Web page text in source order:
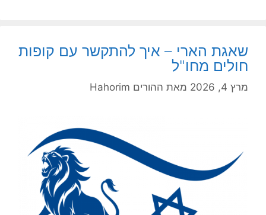
שאגת הארי – איך להתקשר עם קופות
חולים מחו"ל
מרץ 4, 2026 מאת ההורים Hahorim